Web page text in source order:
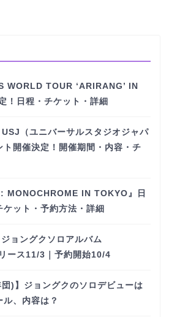
WORLD TOUR ‘ARIRANG’ IN
！日程・チケット・詳細
（ユニバーサルスタジオジャパ
ト開催決定！開催期間・内容・チ
: MONOCHROME IN TOKYO』日
ット・予約方法・詳細
ョングクソロアルバム
ース11/3｜予約開始10/4
団)】ジョングクのソロデビューは
、内容は？